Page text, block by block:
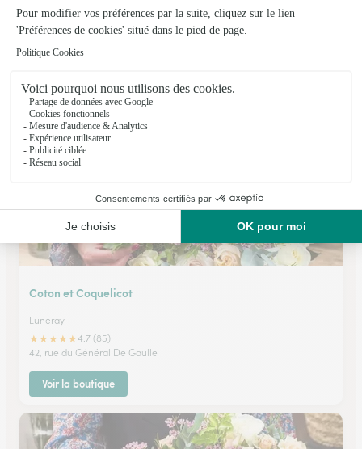
A L’orchidee
Buchy
189, rue des Ecoles
Voir la boutique
Coton et Coquelicot
Luneray
★★★★★4.7 (85)
42, rue du Général De Gaulle
Voir la boutique